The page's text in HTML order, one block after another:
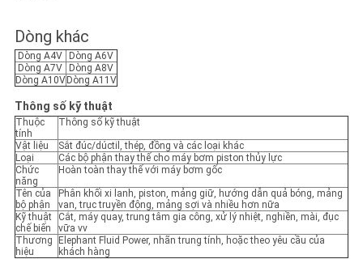
Dòng khác
Dòng A4V
Dòng A6V
Dòng A7V
Dòng A8V
Dòng A10V Dòng A11V
Thông số kỹ thuật
Thuộc
tính
Thông số kỹ thuật
Vật liệu
Sắt đúc/dúctil, thép, đồng và các loại khác
Loại
Các bộ phận thay thế cho máy bơm piston thủy lực
Chức
năng
Hoàn toàn thay thế với máy bơm gốc
Tên của
bộ phận
Phân khối xi lanh, piston, mảng giữ, hướng dẫn quả bóng, mảng
van, trục truyền động, mảng sợi và nhiều hơn nữa
Kỹ thuật
chế biến
Cắt, máy quay, trung tâm gia công, xử lý nhiệt, nghiền, mài, đục
vữa vv
Thương
hiệu
Elephant Fluid Power, nhãn trung tính, hoặc theo yêu cầu của
khách hàng